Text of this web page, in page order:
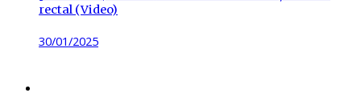
rectal (Video)
Posted
30/01/2025